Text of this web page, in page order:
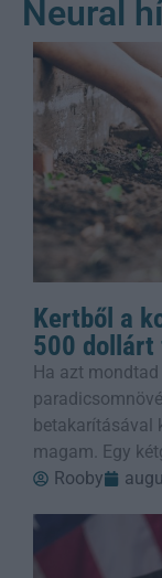
Neural
Kertből a
500 dollárt
Ha azt
betakarításával
magam. Egy
Rooby